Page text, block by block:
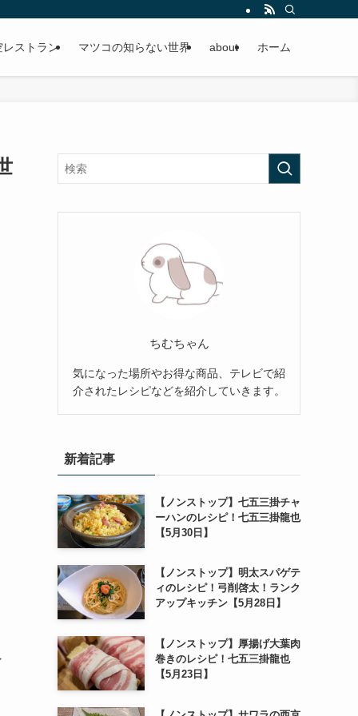
レストラン マツコの知らない世界 about ホーム
ちむちゃん
気になった場所やお得な商品、テレビで紹
介されたレシピなどを紹介していきます。
新着記事
【ノンストップ】七五三掛チャ
ーハンのレシピ！七五三掛龍也
【5月30日】
【ノンストップ】明太スパゲテ
ィのレシピ！弓削啓太！ランク
アップキッチン【5月28日】
【ノンストップ】厚揚げ大葉肉
巻きのレシピ！七五三掛龍也
【5月23日】